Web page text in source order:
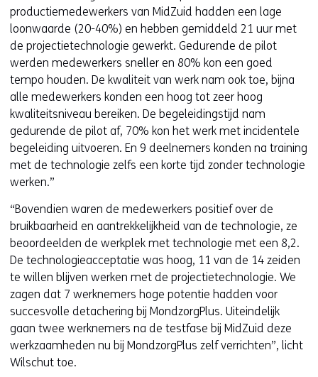
i
e
u
w
v
e
n
s
t
e
(
v
e
r
w
i
j
s
t
productiemedewerkers van MidZuid hadden een lage
loonwaarde (20-40%) en hebben gemiddeld 21 uur met
de projectietechnologie gewerkt. Gedurende de pilot
werden medewerkers sneller en 80% kon een goed
tempo houden. De kwaliteit van werk nam ook toe, bijna
alle medewerkers konden een hoog tot zeer hoog
kwaliteitsniveau bereiken. De begeleidingstijd nam
gedurende de pilot af, 70% kon het werk met incidentele
begeleiding uitvoeren. En 9 deelnemers konden na training
met de technologie zelfs een korte tijd zonder technologie
werken.”
“Bovendien waren de medewerkers positief over de
bruikbaarheid en aantrekkelijkheid van de technologie, ze
beoordeelden de werkplek met technologie met een 8,2.
De technologieacceptatie was hoog, 11 van de 14 zeiden
te willen blijven werken met de projectietechnologie. We
zagen dat 7 werknemers hoge potentie hadden voor
succesvolle detachering bij MondzorgPlus. Uiteindelijk
gaan twee werknemers na de testfase bij MidZuid deze
werkzaamheden nu bij MondzorgPlus zelf verrichten”, licht
Wilschut toe.